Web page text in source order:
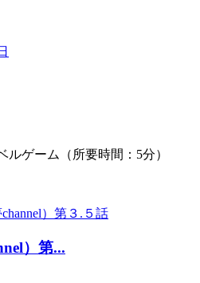
ルゲーム（所要時間：5分）
）第...